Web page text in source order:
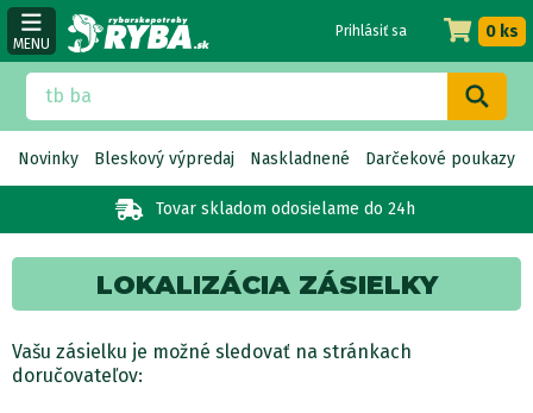
MENU
Tovar skladom odosielame do 24h
Prihlásiť sa 0 ks
Novinky Bleskový výpredaj Naskladnené Darčekové poukazy
LOKALIZÁCIA ZÁSIELKY
Vašu zásielku je možné sledovať na stránkach
doručovateľov: